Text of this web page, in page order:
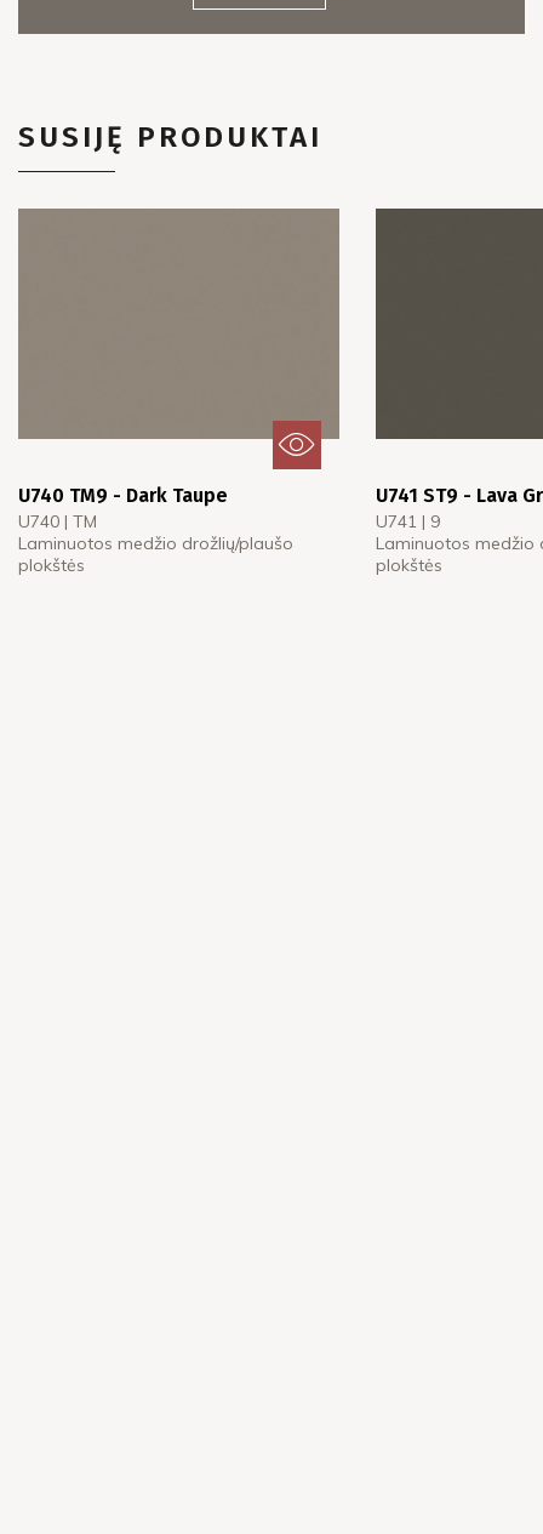
SUSIJĘ PRODUKTAI
U740 TM9 - Dark Taupe
U740 | TM
Laminuotos medžio drožlių/plaušo
plokštės
U741 ST9 - Lava
U741 | 9
Laminuotos medžio
plokštės